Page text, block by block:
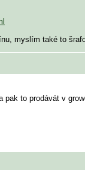
myslím také to
to prodávát v